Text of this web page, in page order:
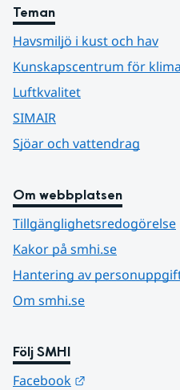
Teman
Havsmiljö i kust och hav
Kunskapscentrum för
Luftkvalitet
SIMAIR
Sjöar och vattendrag
Om webbplatsen
Tillgänglighetsredogörelse
Kakor på smhi.se
Hantering av
Om smhi.se
Följ SMHI
Facebook